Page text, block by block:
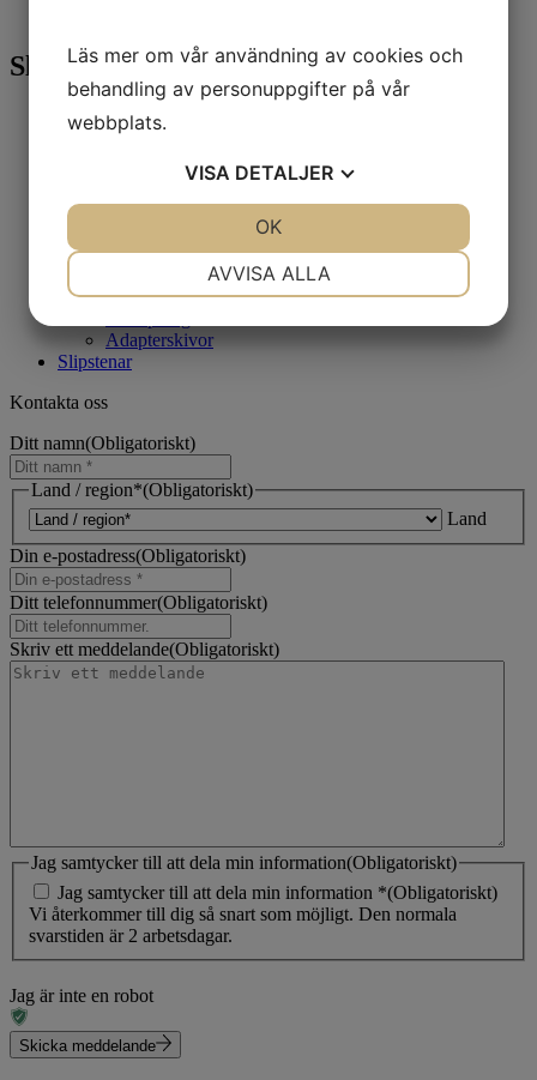
Slipning
Diamantslipskivor
Planslipning
Finslipning
Styva slipskivor
Tillbehör
Planslipning
Adapterskivor
Slipstenar
Kontakta oss
Ditt namn(Obligatoriskt)
Land / region*(Obligatoriskt)
Land
Din e-postadress(Obligatoriskt)
Ditt telefonnummer(Obligatoriskt)
Skriv ett meddelande(Obligatoriskt)
Jag samtycker till att dela min information(Obligatoriskt)
Jag samtycker till att dela min information *(Obligatoriskt)
Vi återkommer till dig så snart som möjligt. Den normala
svarstiden är 2 arbetsdagar.
Jag är inte en robot
Skicka meddelande
Läs mer om vår användning av cookies och
behandling av personuppgifter på vår
webbplats.
VISA DETALJER
MARKNADSFÖRING
AVVISA ALLA
OK